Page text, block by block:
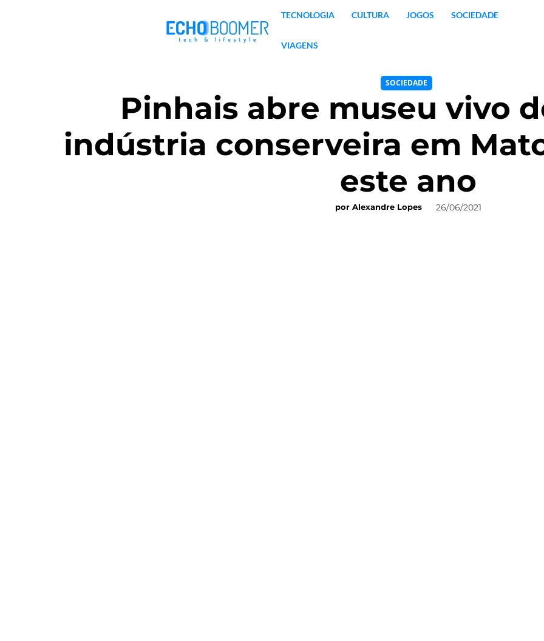
TECNOLOGIA CULTURA JOGOS SOCIEDADE
VIAGENS
SOCIEDADE
Pinhais abre museu vivo
indústria conserveira em
este ano
por Alexandre Lopes 26/06/2021